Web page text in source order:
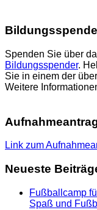
Spenden Sie über
Bildungsspender.
Sie in einem der
Weitere
Link zum
Neueste
Fußballcamp
Spaß und